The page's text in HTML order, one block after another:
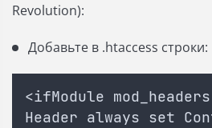
Revolution):
Добавьте в .htaccess строки:
<ifModule
Header always set